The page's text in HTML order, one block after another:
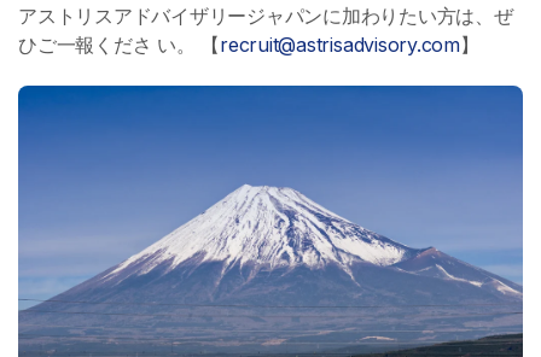
アストリスアドバイザリージャパンに加わりたい方は、ぜ
ひご一報くださ い。 【recruit@astrisadvisory.com】